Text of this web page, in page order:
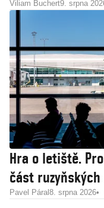
Viliam Buchert9. srpna
Hra o letiště.
část
Pavel Páral 8. srpna 2026